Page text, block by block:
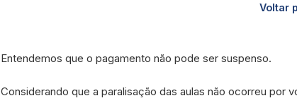
Voltar
Entendemos que o pagamento não pode ser suspenso.
Considerando que a paralisação das aulas não ocorreu por